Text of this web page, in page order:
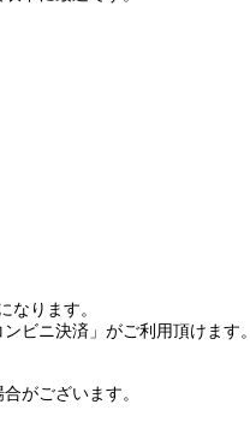
なります。
ビニ決済」がご利用頂けます。
がございます。